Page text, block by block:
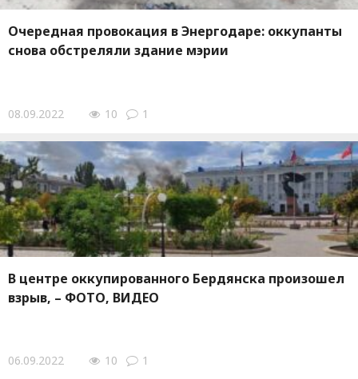
Очередная провокация в Энергодаре: оккупанты
снова обстреляли здание мэрии
08.09.2022 10 1
В центре оккупированного Бердянска произошел
взрыв, – ФОТО, ВИДЕО
06.09.2022 10 1